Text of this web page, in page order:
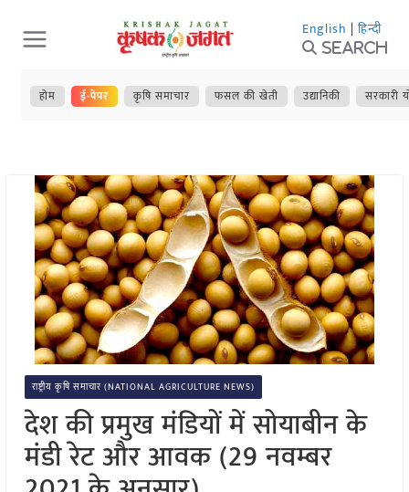
Skip
to
content
English | हिन्दी
Search
होम ई-पेपर कृषि समाचार फसल की खेती उद्यानिकी सरकारी
राष्ट्रीय कृषि समाचार (NATIONAL AGRICULTURE NEWS)
देश की प्रमुख मंडियों में सोयाबीन के
मंडी रेट और आवक (29 नवम्बर